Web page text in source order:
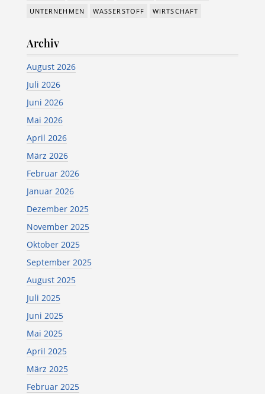
UNTERNEHMEN
WASSERSTOFF WIRTSCHAFT
Archiv
August 2026
Juli 2026
Juni 2026
Mai 2026
April 2026
März 2026
Februar 2026
Januar 2026
Dezember 2025
November 2025
Oktober 2025
September 2025
August 2025
Juli 2025
Juni 2025
Mai 2025
April 2025
März 2025
Februar 2025